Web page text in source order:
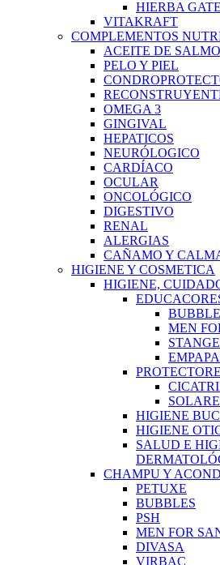
HIERBA
VITAKRAFT
COMPLEMENTOS
ACEITE DE
PELO Y PIEL
OMEGA 3
GINGIVAL
HEPATICOS
NEURÓLOGICO
CARDÍACO
OCULAR
ONCOLÓGICO
DIGESTIVO
RENAL
ALERGIAS
CAÑAMO Y
HIGIENE Y COSMETICA
HIGIENE,
MEN
HIGIENE
HIGIENE
SALUD E
CHAMPU Y
PETUXE
BUBBLES
PSH
MEN FOR
DIVASA
VIRBAC